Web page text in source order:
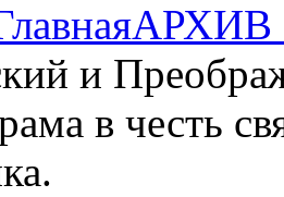
и
в честь